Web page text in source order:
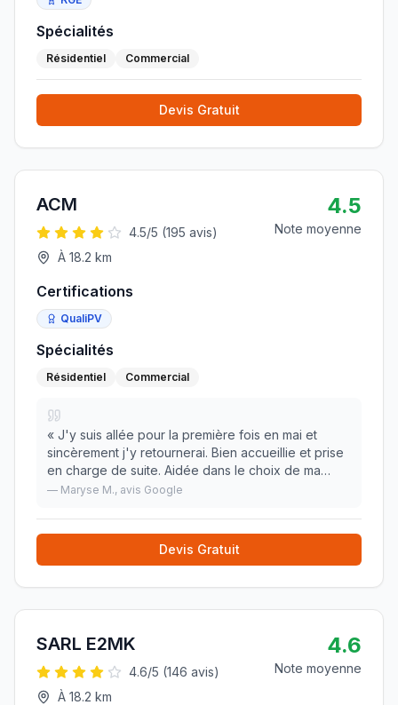
Spécialités
Résidentiel Commercial
Devis Gratuit
ACM
4.5/5 (195 avis)
À 18.2 km
4.5
Note moyenne
Certifications
QualiPV
Spécialités
Résidentiel Commercial
« J'y suis allée pour la première fois en mai et
sincèrement j'y retournerai. Bien accueillie et prise
en charge de suite. Aidée dans le choix de ma
monture. Et récupéré mes lunettes en à peine deux
— Maryse M., avis Google
Devis Gratuit
SARL E2MK
4.6/5 (146 avis)
À 18.2 km
4.6
Note moyenne